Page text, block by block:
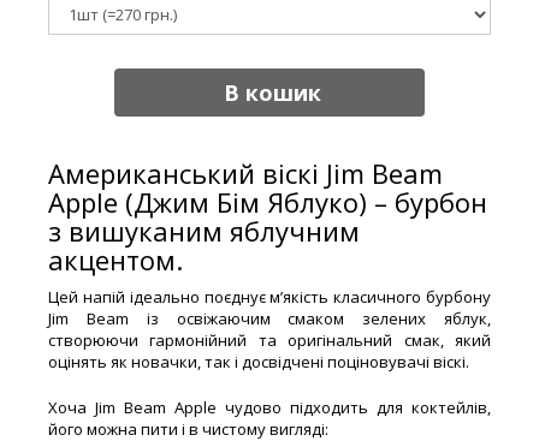
В кошик
Американський віскі Jim Beam
Apple (Джим Бім Яблуко) – бурбон
з вишуканим яблучним
акцентом.
Цей напій ідеально поєднує м’якість класичного бурбону
Jim Beam із освіжаючим смаком зелених яблук,
створюючи гармонійний та оригінальний смак, який
оцінять як новачки, так і досвідчені поціновувачі віскі.
Хоча Jim Beam Apple чудово підходить для коктейлів,
його можна пити і в чистому вигляді: